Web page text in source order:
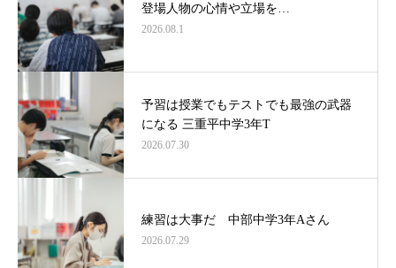
登場人物の心情や立場を…
2026.08.1
予習は授業でもテストでも最強の武器
になる 三重平中学3年T
2026.07.30
練習は大事だ 中部中学3年Aさん
2026.07.29